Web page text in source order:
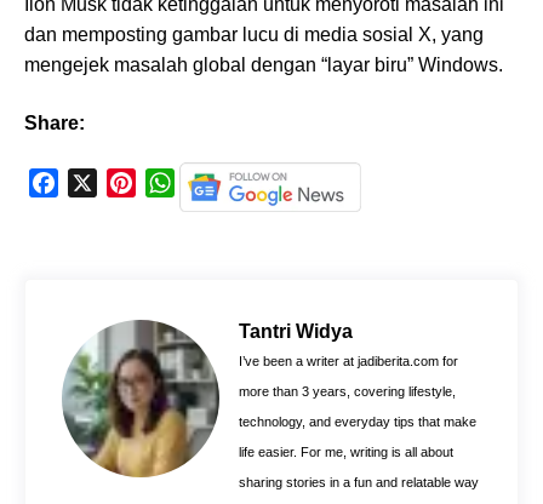
Ilon Musk tidak ketinggalan untuk menyoroti masalah ini
dan memposting gambar lucu di media sosial X, yang
mengejek masalah global dengan “layar biru” Windows.
Share:
k
e
s
t
W
h
A
p
p
Tantri Widya
I’ve been a writer at jadiberita.com for
more than 3 years, covering lifestyle,
technology, and everyday tips that make
life easier. For me, writing is all about
sharing stories in a fun and relatable way